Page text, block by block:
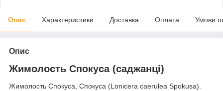
Опис Характеристики Доставка Оплата Умови
Опис
Жимолость Спокуса (саджанці)
Жимолость Спокуса, Спокуса (Lonicera caerulea Spokusa).